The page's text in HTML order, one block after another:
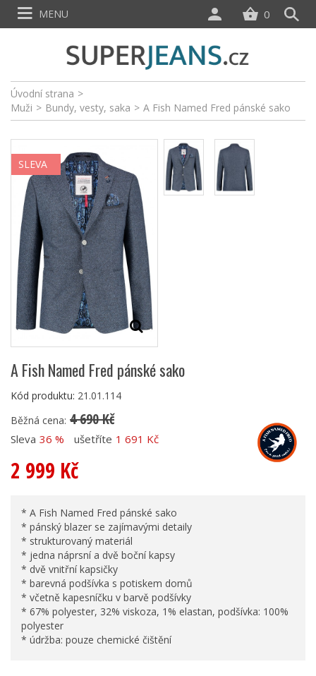
Úvodní strana >
Muži > Bundy, vesty, saka > A Fish Named Fred pánské sako
SLEVA
A Fish Named Fred pánské sako
Kód produktu: 21.01.114
Běžná cena: 4 690 Kč
Sleva 36 % ušetříte 1 691 Kč
2 999 Kč
* A Fish Named Fred pánské sako
* pánský blazer se zajímavými detaily
* strukturovaný materiál
* jedna náprsní a dvě boční kapsy
* dvě vnitřní kapsičky
* barevná podšívka s potiskem domů
* včetně kapesníčku v barvě podšívky
* 67% polyester, 32% viskoza, 1% elastan, podšívka: 100%
polyester
* údržba: pouze chemické čištění
0
MENU